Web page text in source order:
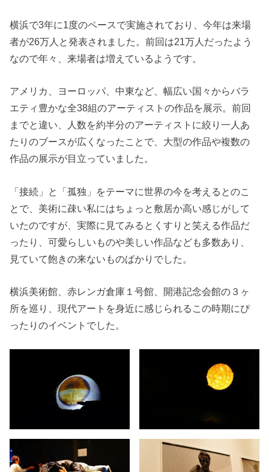
横浜で3年に1度のペースで実施されており、今年は来場
者が26万人と発表されました。前回は21万人だったよう
なので年々、来場者は増えているようです。
アメリカ、ヨーロッパ、中東など、幅広い国々からバラ
エティ豊かな全38組のアーティストの作品を展示。前回
までと違い、人数を約半分のアーティストに絞り一人あ
たりのブースが広くなったことで、大型の作品や複数の
作品の展示が目立っていました。
「接続」と「孤独」をテーマに世界の今を考えるとのこ
とで、美術に疎い私にはちょっと敷居か高い感じがして
いたのですが、実際に見てみるとくすりと笑える作品だ
ったり、可愛らしいものや美しい作品なども多数あり、
見ていて飽きの来ないものばかりでした。
横浜美術館、赤レンガ倉庫１号館、開港記念会館の３ヶ
所を巡り、現代アートを身近に感じられるこの時期にぴ
ったりのイベントでした。